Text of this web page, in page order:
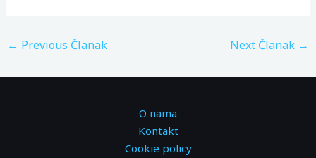
← Previous Članak Next Članak →
O nama
Kontakt
Cookie policy